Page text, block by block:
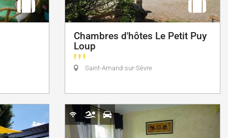
Chambres d'hôtes Le Petit Puy
Loup
Saint-Amand-sur-Sèvre